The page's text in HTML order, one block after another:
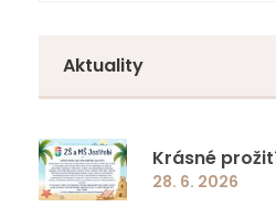
7. třída
8. třída
Jazyková a
Jestřebí
Aktuality
Krásné
28. 6. 2026